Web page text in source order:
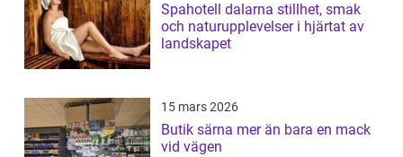
Spahotell dalarna stillhet, smak
och naturupplevelser i hjärtat av
landskapet
15 mars 2026
Butik särna mer än bara en mack
vid vägen